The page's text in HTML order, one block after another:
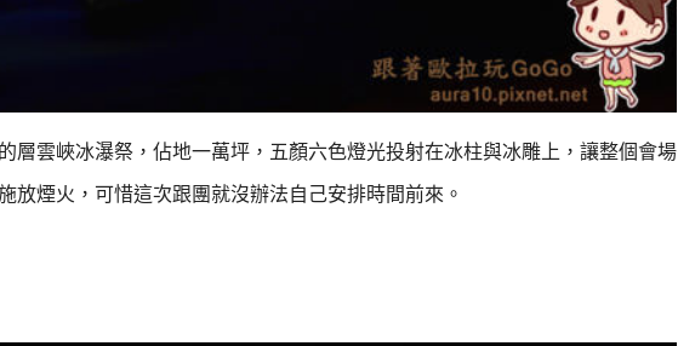
層雲峽冰瀑祭，佔地一萬坪， 五顏六色燈光投射在冰柱與冰雕上，讓整個會場
放煙火，可惜這次跟團就沒辦法自己安排時間前來。